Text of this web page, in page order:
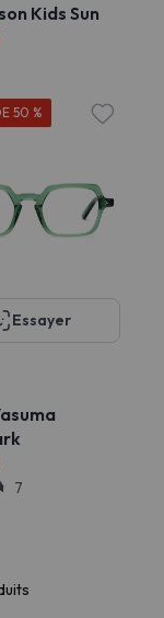
Kids Sun
50 %
Essayer
7